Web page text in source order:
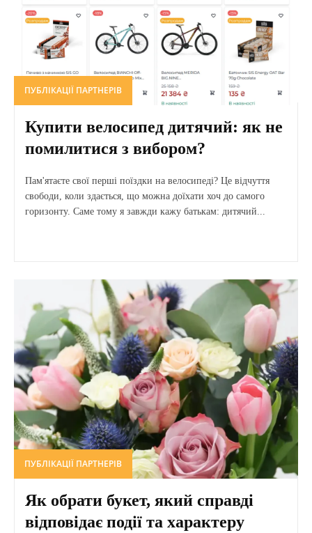
ПУБЛІКАЦІЇ ПАРТНЕРІВ
Купити велосипед дитячий: як не
помилитися з вибором?
Пам'ятаєте свої перші поїздки на велосипеді? Це відчуття
свободи, коли здається, що можна доїхати хоч до самого
горизонту. Саме тому я завжди кажу батькам: дитячий...
ПУБЛІКАЦІЇ ПАРТНЕРІВ
Як обрати букет, який справді
відповідає події та характеру